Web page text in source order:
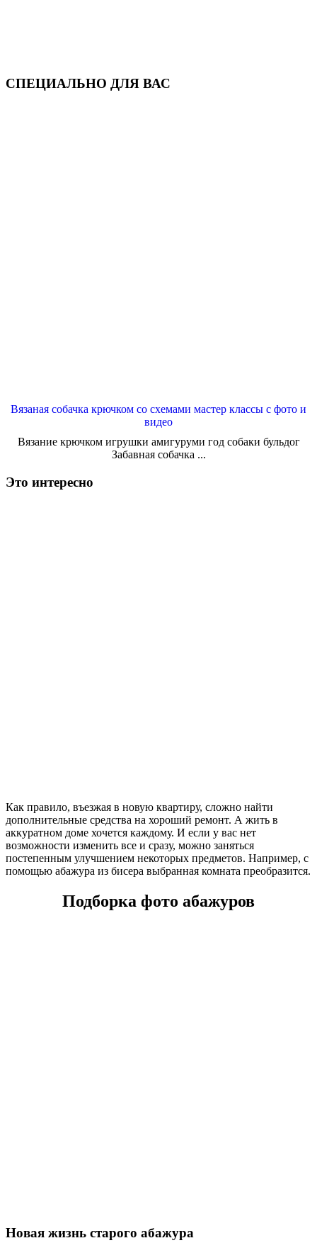
СПЕЦИАЛЬНО ДЛЯ ВАС
Вязаная собачка крючком со схемами мастер классы с фото и
видео
Вязание крючком игрушки амигуруми год собаки бульдог
Забавная собачка ...
Это интересно
Как правило, въезжая в новую квартиру, сложно найти
дополнительные средства на хороший ремонт. А жить в
аккуратном доме хочется каждому. И если у вас нет
возможности изменить все и сразу, можно заняться
постепенным улучшением некоторых предметов. Например, с
помощью абажура из бисера выбранная комната преобразится.
Подборка фото абажуров
Новая жизнь старого абажура